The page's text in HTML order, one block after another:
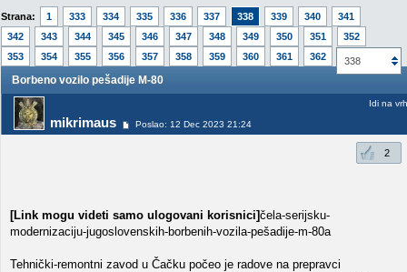
Strana: 1 333 334 335 336 337 338 339 340
341
342
343 344 345 346 347 348 349 350 351
352
353
354 355 356 357 358 359 360 361 362 338
Borbeno vozilo pešadije M-80
mikrimaus Poslao: 12 Dec 2023 21:24
Idi na vrh
2
[Link mogu videti samo ulogovani korisnici]čela-serijsku-
modernizaciju-jugoslovenskih-borbenih-vozila-pešadije-m-80a
Tehnički-remontni zavod u Čačku počeo je radove na prepravci